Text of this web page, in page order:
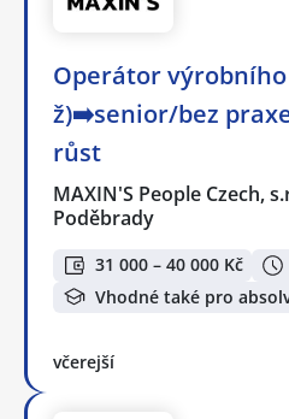
Operátor
ž)➡️senior/bez
růst
MAXIN'S People Czech,
Poděbrady
31 000 – 40 000 Kč
Vhodné také pro
včerejší